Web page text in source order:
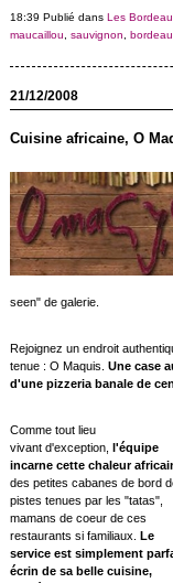
18:39 Publié dans Les
maucaillou
sauvignon
21/12/2008
Cuisine africaine, O
seen" de galerie.
Rejoignez un endroit
tenue : O Maquis. Une case
d'une pizzeria banale de
Comme tout lieu
vivant d'exception, l'équipe
incarne cette chaleur
des petites cabanes de bord
pistes tenues par les "tatas",
mamans de coeur de ces
restaurants si familiaux. Le
service est simplement
écrin de sa belle cuisine,